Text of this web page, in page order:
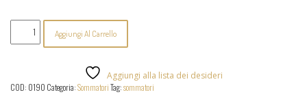
Chandler
Limited
-
Mixer
quantità
Aggiungi Al Carrello
Aggiungi alla lista dei desideri
COD: 0190 Categoria:SommatoriTag:sommatori